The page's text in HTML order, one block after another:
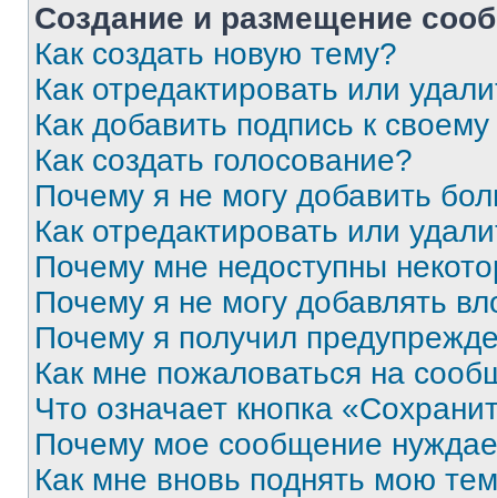
Создание и размещение
Как создать новую тему?
Как отредактировать или
Как добавить подпись к
Как создать голосование?
Почему я не могу добавить
Как отредактировать или
Почему мне недоступны
Почему я не могу добавлять
Почему я получил
Как мне пожаловаться на
Что означает кнопка
Почему мое сообщение
Как мне вновь поднять мою